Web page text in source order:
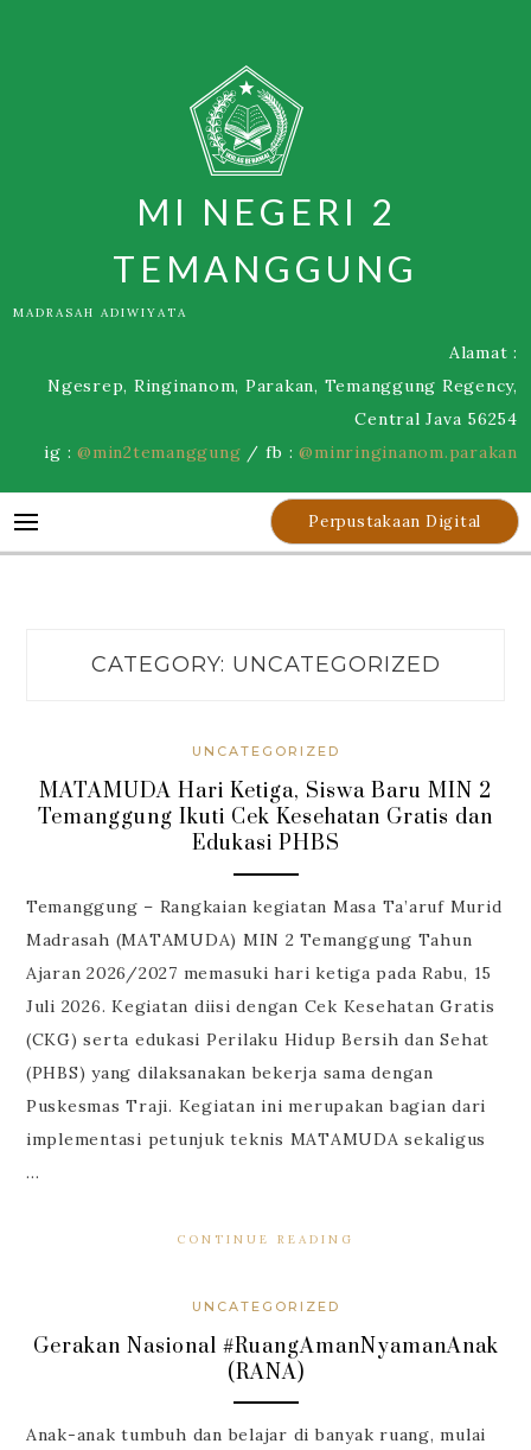
MI NEGERI 2
TEMANGGUNG
MADRASAH ADIWIYATA
Alamat :
Ngesrep, Ringinanom, Parakan, Temanggung Regency,
Central Java 56254
ig :@min2temanggung / fb :@minringinanom.parakan
Perpustakaan Digital
CATEGORY: UNCATEGORIZED
UNCATEGORIZED
MATAMUDA Hari Ketiga, Siswa Baru MIN 2
Temanggung Ikuti Cek Kesehatan Gratis dan
Edukasi PHBS
Temanggung – Rangkaian kegiatan Masa Ta’aruf Murid
Madrasah (MATAMUDA) MIN 2 Temanggung Tahun
Ajaran 2026/2027 memasuki hari ketiga pada Rabu, 15
Juli 2026. Kegiatan diisi dengan Cek Kesehatan Gratis
(CKG) serta edukasi Perilaku Hidup Bersih dan Sehat
(PHBS) yang dilaksanakan bekerja sama dengan
Puskesmas Traji. Kegiatan ini merupakan bagian dari
implementasi petunjuk teknis MATAMUDA sekaligus
…
CONTINUE READING
UNCATEGORIZED
Gerakan Nasional #RuangAmanNyamanAnak
(RANA)
Anak-anak tumbuh dan belajar di banyak ruang, mulai